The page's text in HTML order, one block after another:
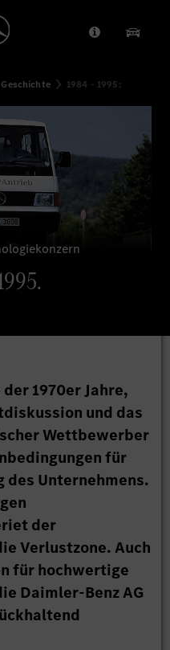
Anbieter/
Geschichte 1984 - 1995:
1970er Jahre,
und das
Wettbewerber
für
Unternehmens.
der
Verlustzone. Auch
für hochwertige
Daimler-Benz AG